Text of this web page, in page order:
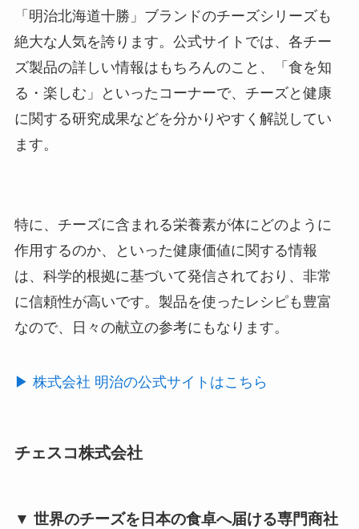
「明治北海道十勝」ブランドのチーズシリーズも
絶大な人気を誇ります。公式サイトでは、各チー
ズ製品の詳しい情報はもちろんのこと、「食を知
る・楽しむ」といったコーナーで、チーズと健康
に関する研究成果などを分かりやすく解説してい
ます。
特に、チーズに含まれる栄養素が体にどのように
作用するのか、といった健康価値に関する情報
は、科学的根拠に基づいて発信されており、非常
に信頼性が高いです。製品を使ったレシピも豊富
なので、日々の献立の参考にもなります。
▶︎ 株式会社 明治の公式サイトはこちら
チェスコ株式会社
▼ 世界のチーズを日本の食卓へ届ける専門商社